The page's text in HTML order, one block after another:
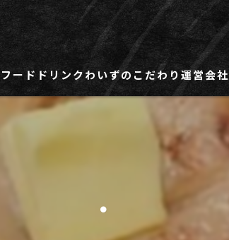
フード ドリンクわいずのこだわり運営会社
.